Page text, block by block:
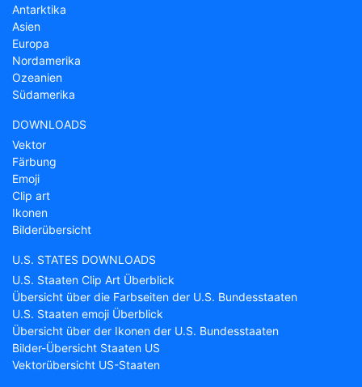
Antarktika
Asien
Europa
Nordamerika
Ozeanien
Südamerika
DOWNLOADS
Vektor
Färbung
Emoji
Clip art
Ikonen
Bilderübersicht
U.S. STATES DOWNLOADS
U.S. Staaten Clip Art Überblick
Übersicht über die Farbseiten der U.S. Bundesstaaten
U.S. Staaten emoji Überblick
Übersicht über der Ikonen der U.S. Bundesstaaten
Bilder-Übersicht Staaten US
Vektorübersicht US-Staaten